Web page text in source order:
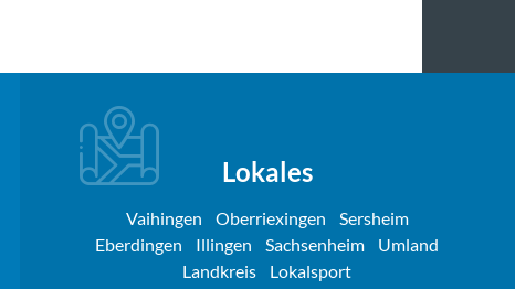
Lokales
Vaihingen Oberriexingen
Sersheim
Eberdingen
Illingen Sachsenheim
Umland
Landkreis
Lokalsport